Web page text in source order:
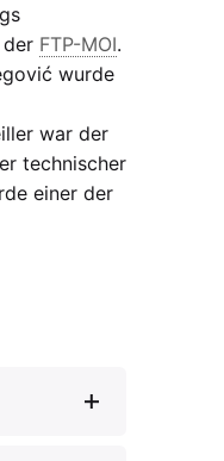
FTP-MOI.
wurde
war der
technischer
einer der